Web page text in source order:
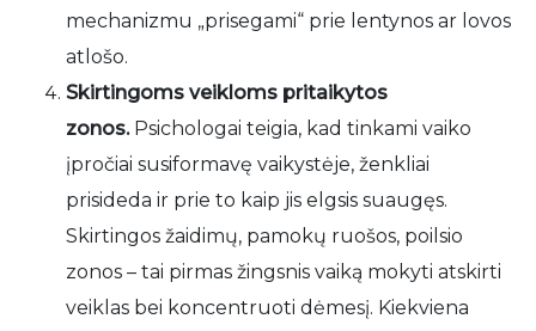
mechanizmu „prisegami“ prie lentynos ar lovos
atlošo.
Skirtingoms veikloms pritaikytos
zonos. Psichologai teigia, kad tinkami vaiko
įpročiai susiformavę vaikystėje, ženkliai
prisideda ir prie to kaip jis elgsis suaugęs.
Skirtingos žaidimų, pamokų ruošos, poilsio
zonos – tai pirmas žingsnis vaiką mokyti atskirti
veiklas bei koncentruoti dėmesį. Kiekviena